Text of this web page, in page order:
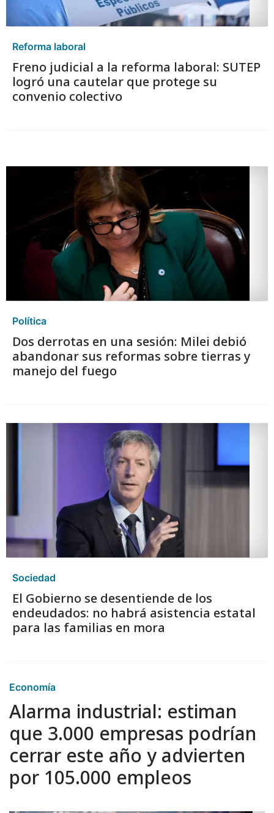
Reforma laboral
Freno judicial a la reforma laboral: SUTEP
logró una cautelar que protege su
convenio colectivo
Política
Dos derrotas en una sesión: Milei debió
abandonar sus reformas sobre tierras y
manejo del fuego
Sociedad
El Gobierno se desentiende de los
endeudados: no habrá asistencia estatal
para las familias en mora
Economía
Alarma industrial: estiman
que 3.000 empresas podrían
cerrar este año y advierten
por 105.000 empleos